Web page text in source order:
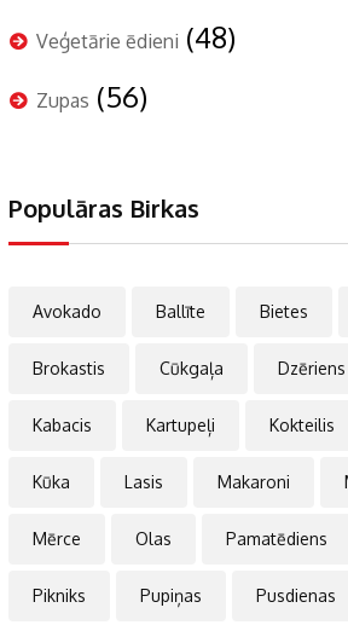
Veģetārie ēdieni (48)
Zupas (56)
Populāras Birkas
Avokado Ballīte Bietes
Brokastis Cūkgaļa Dzēriens
Kabacis Kartupeļi Kokteilis
Kūka Lasis Makaroni
Mērce Olas Pamatēdiens
Pikniks Pupiņas Pusdienas